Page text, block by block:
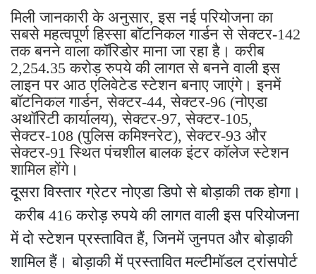
मिली जानकारी के अनुसार, इस नई परियोजना का
सबसे महत्वपूर्ण हिस्सा बॉटनिकल गार्डन से सेक्टर-142
तक बनने वाला कॉरिडोर माना जा रहा है। करीब
2,254.35 करोड़ रुपये की लागत से बनने वाली इस
लाइन पर आठ एलिवेटेड स्टेशन बनाए जाएंगे। इनमें
बॉटनिकल गार्डन, सेक्टर-44, सेक्टर-96 (नोएडा
अथॉरिटी कार्यालय), सेक्टर-97, सेक्टर-105,
सेक्टर-108 (पुलिस कमिश्नरेट), सेक्टर-93 और
सेक्टर-91 स्थित पंचशील बालक इंटर कॉलेज स्टेशन
शामिल होंगे।
दूसरा विस्तार ग्रेटर नोएडा डिपो से बोड़ाकी तक होगा।
करीब 416 करोड़ रुपये की लागत वाली इस परियोजना
में दो स्टेशन प्रस्तावित हैं, जिनमें जुनपत और बोड़ाकी
शामिल हैं। बोड़ाकी में प्रस्तावित मल्टीमॉडल ट्रांसपोर्ट